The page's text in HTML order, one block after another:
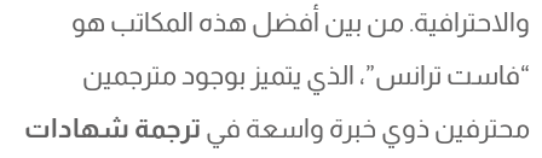
والاحترافية. من بين أفضل هذه المكاتب هو
“فاست ترانس”، الذي يتميز بوجود مترجمين
محترفين ذوي خبرة واسعة في ترجمة شهادات